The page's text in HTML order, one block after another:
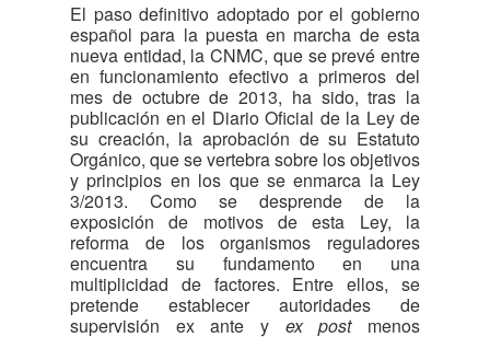
El paso definitivo adoptado por el gobierno
español para la puesta en marcha de esta
nueva entidad, la CNMC, que se prevé entre
en funcionamiento efectivo a primeros del
mes de octubre de 2013, ha sido, tras la
publicación en el Diario Oficial de la Ley de
su creación, la aprobación de su Estatuto
Orgánico, que se vertebra sobre los objetivos
y principios en los que se enmarca la Ley
3/2013. Como se desprende de la
exposición de motivos de esta Ley, la
reforma de los organismos reguladores
encuentra su fundamento en una
multiplicidad de factores. Entre ellos, se
pretende establecer autoridades de
supervisión ex ante y ex postmenos